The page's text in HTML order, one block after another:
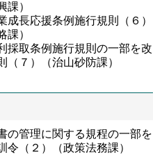
課）
成長応援条例施行規則（６）
課）
採取条例施行規則の一部を改
（７）（治山砂防課）
の管理に関する規程の一部を
令（２）（政策法務課）